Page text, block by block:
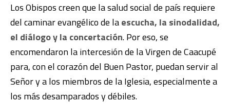
Los Obispos creen que la salud social de país requiere
del caminar evangélico de laescucha, la sinodalidad,
el diálogo y la concertación. Por eso, se
encomendaron la intercesión de la Virgen de Caacupé
para, con el corazón del Buen Pastor, puedan servir al
Señor y a los miembros de la Iglesia, especialmente a
los más desamparados y débiles.